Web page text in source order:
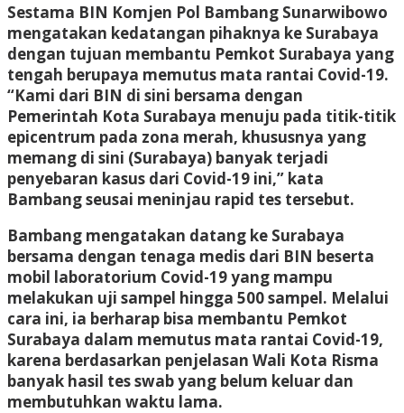
Sestama BIN Komjen Pol Bambang Sunarwibowo
mengatakan kedatangan pihaknya ke Surabaya
dengan tujuan membantu Pemkot Surabaya yang
tengah berupaya memutus mata rantai Covid-19.
“Kami dari BIN di sini bersama dengan
Pemerintah Kota Surabaya menuju pada titik-titik
epicentrum pada zona merah, khususnya yang
memang di sini (Surabaya) banyak terjadi
penyebaran kasus dari Covid-19 ini,” kata
Bambang seusai meninjau rapid tes tersebut.
Bambang mengatakan datang ke Surabaya
bersama dengan tenaga medis dari BIN beserta
mobil laboratorium Covid-19 yang mampu
melakukan uji sampel hingga 500 sampel. Melalui
cara ini, ia berharap bisa membantu Pemkot
Surabaya dalam memutus mata rantai Covid-19,
karena berdasarkan penjelasan Wali Kota Risma
banyak hasil tes swab yang belum keluar dan
membutuhkan waktu lama.